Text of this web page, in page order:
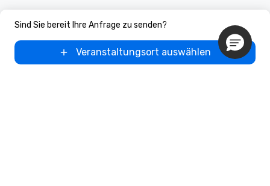
Sind Sie bereit Ihre Anfrage zu senden?
Veranstaltungsort auswählen